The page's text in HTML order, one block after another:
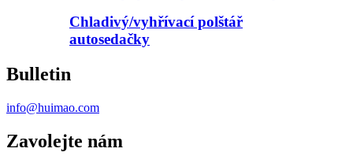
Chladivý/vyhřívací polštář
autosedačky
Bulletin
info@huimao.com
Zavolejte nám